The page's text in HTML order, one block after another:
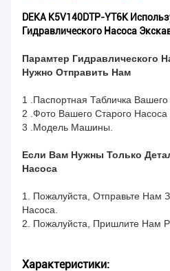
DEKA K5V140DTP-YT6K
Гидравлического Насоса
Парамтер Гидравлического
Нужно Отправить Нам
1 .Паспортная Табличка
2 .Фото Вашего Старого Насоса
3 .Модель Машины.
Если Вам Нужны Только
Насоса
1. Пожалуйста, Отправьте Нам
Насоса.
2. Пожалуйста, Пришлите Нам
Характеристики: